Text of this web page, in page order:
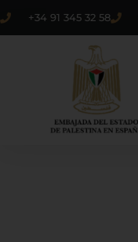
+34 91 345 32 58